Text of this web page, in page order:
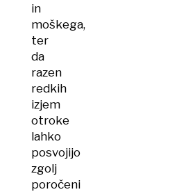
in
moškega,
ter
da
razen
redkih
izjem
otroke
lahko
posvojijo
zgolj
poročeni